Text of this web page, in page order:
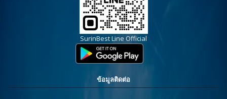
SurinBest Line Official
ข้อมูลติดต่อ